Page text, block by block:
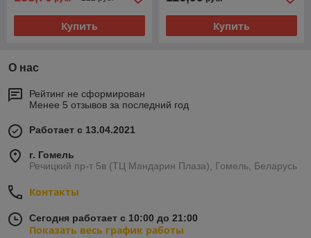
Купить Купить
О нас
Рейтинг не сформирован
Менее 5 отзывов за последний год
Работает с 13.04.2021
г. Гомель
Речицкий пр-т 5в (ТЦ Мандарин Плаза), Гомель, Беларусь
Контакты
Сегодня работает с 10:00 до 21:00
Показать весь график работы